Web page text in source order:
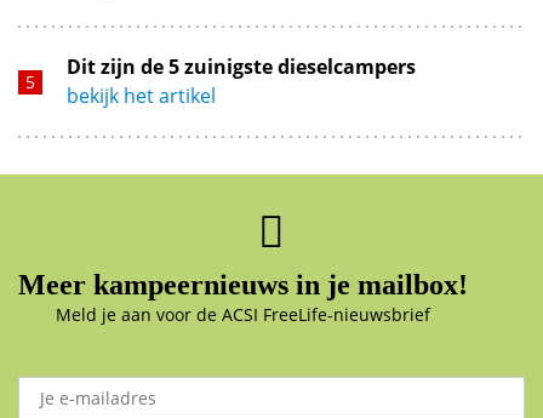
Dit zijn de 5 zuinigste dieselcampers
bekijk het artikel
Meer kampeernieuws in je mailbox!
Meld je aan voor de ACSI FreeLife-nieuwsbrief